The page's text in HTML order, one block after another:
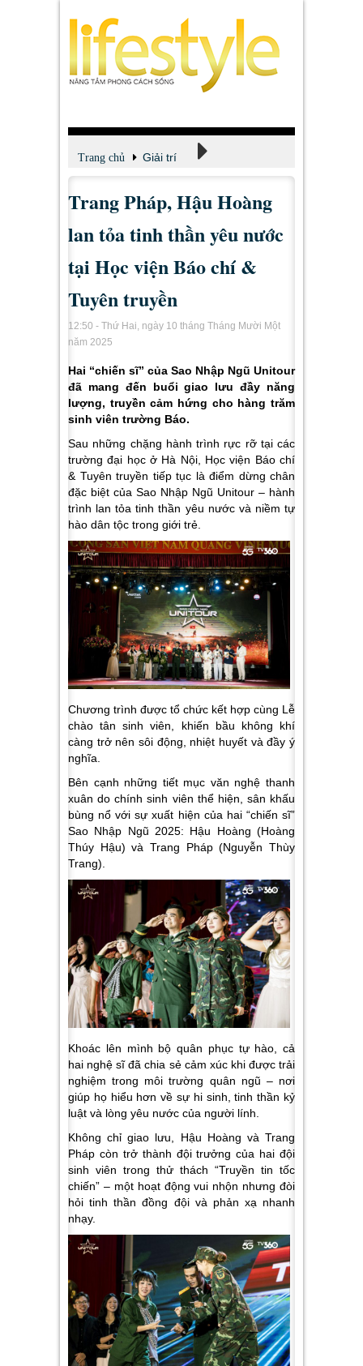
Trang chủ Giải trí
Xem - Nghe - Đọc
Trang Pháp, Hậu Hoàng
lan tỏa tinh thần yêu nước
tại Học viện Báo chí &
Tuyên truyền
12:50 - Thứ Hai, ngày 10 tháng Tháng Mười Một
năm 2025
Hai “chiến sĩ” của Sao Nhập Ngũ Unitour
đã mang đến buổi giao lưu đầy năng
lượng, truyền cảm hứng cho hàng trăm
sinh viên trường Báo.
Sau những chặng hành trình rực rỡ tại các
trường đại học ở Hà Nội, Học viện Báo chí
& Tuyên truyền tiếp tục là điểm dừng chân
đặc biệt của Sao Nhập Ngũ Unitour – hành
trình lan tỏa tinh thần yêu nước và niềm tự
hào dân tộc trong giới trẻ.
Chương trình được tổ chức kết hợp cùng Lễ
chào tân sinh viên, khiến bầu không khí
càng trở nên sôi động, nhiệt huyết và đầy ý
nghĩa.
Bên cạnh những tiết mục văn nghệ thanh
xuân do chính sinh viên thể hiện, sân khấu
bùng nổ với sự xuất hiện của hai “chiến sĩ”
Sao Nhập Ngũ 2025: Hậu Hoàng (Hoàng
Thúy Hậu) và Trang Pháp (Nguyễn Thùy
Trang).
Khoác lên mình bộ quân phục tự hào, cả
hai nghệ sĩ đã chia sẻ cảm xúc khi được trải
nghiệm trong môi trường quân ngũ – nơi
giúp họ hiểu hơn về sự hi sinh, tinh thần kỷ
luật và lòng yêu nước của người lính.
Không chỉ giao lưu, Hậu Hoàng và Trang
Pháp còn trở thành đội trưởng của hai đội
sinh viên trong thử thách “Truyền tin tốc
chiến” – một hoạt động vui nhộn nhưng đòi
hỏi tinh thần đồng đội và phản xạ nhanh
nhạy.